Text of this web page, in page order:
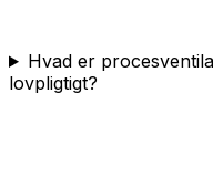
Hvad er
lovpligtigt?